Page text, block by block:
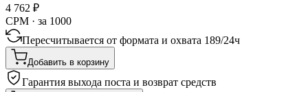
4 762 ₽
CPM · за 1000
Пересчитывается от формата и охвата 189/24ч
Добавить в корзину
Гарантия выхода поста и возврат средств